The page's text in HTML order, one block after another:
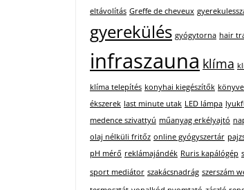
eltávolítás Greffe de cheveux
gyerekülés gyógytorna hair
infraszauna klíma
klíma telepítés konyhai kiegészítők
ékszerek last minute utak LED lámpa
medence szivattyú műanyag erkélyajtó
olaj nélküli fritőz online gyógyszertár
pH mérő reklámajándék Ruris kapálógép
sport mediátor szakácsnadrág szerszám